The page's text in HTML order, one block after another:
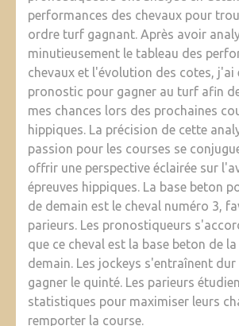
performances des chevaux pour
ordre turf gagnant. Après avoir
minutieusement le tableau des
chevaux et l'évolution des cotes, j'ai
pronostic pour gagner au turf afin
mes chances lors des prochaines
hippiques. La précision de cette
passion pour les courses se
offrir une perspective éclairée sur
épreuves hippiques. La base beton
de demain est le cheval numéro 3,
parieurs. Les pronostiqueurs
que ce cheval est la base beton de
demain. Les jockeys s'entraînent
gagner le quinté. Les parieurs
statistiques pour maximiser leurs
remporter la course.